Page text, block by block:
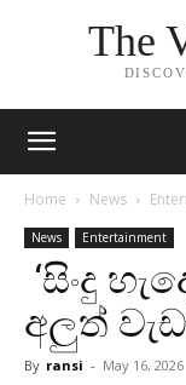
The
Home News
News Entertainment
‘සිංදු
අලුත්
By ransi - May 16, 2026